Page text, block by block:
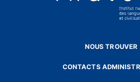
NOUS TROUVER
CONTACTS